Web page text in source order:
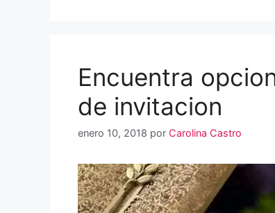
Encuentra
de invitacion
enero 10, 2018 por Carolina Castro